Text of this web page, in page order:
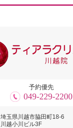
予約優先
049-229-2200
埼玉県川越市脇田町18-6
川越小川ビル3F